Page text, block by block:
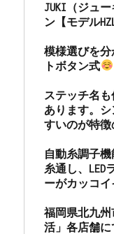
JUKI（ジュ
ン【モデル
模様選びを
トボタン式
ステッチ名
あります。
すいのが特徴
自動糸調子
糸通し、LED
ーがカッコ
福岡県北九
活」各店舗